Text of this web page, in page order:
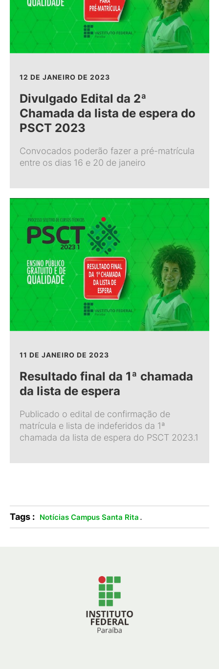
12 DE JANEIRO DE 2023
Divulgado Edital da 2ª
Chamada da lista de espera do
PSCT 2023
Convocados poderão fazer a pré-matrícula
entre os dias 16 e 20 de janeiro
11 DE JANEIRO DE 2023
Resultado final da 1ª chamada
da lista de espera
Publicado o edital de confirmação de
matrícula e lista de indeferidos da 1ª
chamada da lista de espera do PSCT 2023.1
Tags : Notícias Campus Santa Rita .